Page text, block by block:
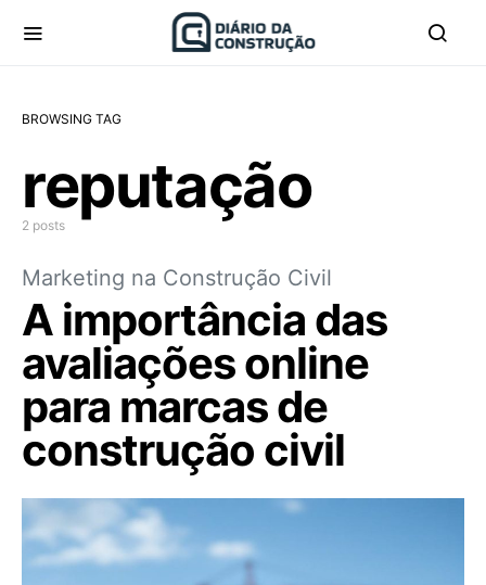
BROWSING TAG
reputação
2 posts
Marketing na Construção Civil
A importância das
avaliações online
para marcas de
construção civil